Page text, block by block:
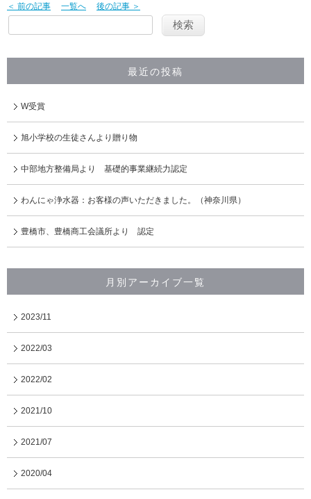
＜ 前の記事 一覧へ 後の記事 ＞
最近の投稿
W受賞
旭小学校の生徒さんより贈り物
中部地方整備局より 基礎的事業継続力認定
わんにゃ浄水器：お客様の声いただきました。（神奈川県）
豊橋市、豊橋商工会議所より 認定
月別アーカイブ一覧
2023/11
2022/03
2022/02
2021/10
2021/07
2020/04